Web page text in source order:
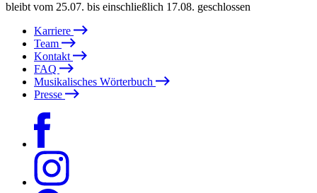
bleibt vom 25.07. bis einschließlich 17.08. geschlossen
Karriere
Team
Kontakt
FAQ
Musikalisches Wörterbuch
Presse